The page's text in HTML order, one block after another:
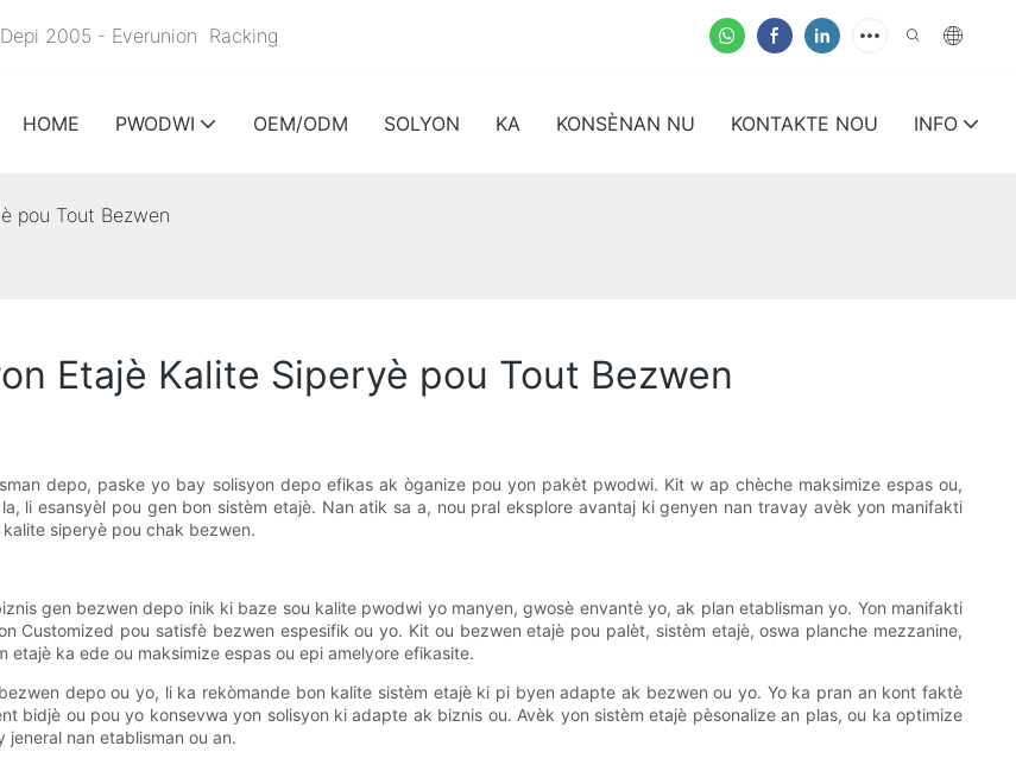
2005 - Everunion Racking
HOME PWODWI OEM/ODM SOLYON KA KONSÈNAN NU KONTAKTE NOU INFO
pou Tout Bezwen
Etajè Kalite Siperyè pou Tout Bezwen
depo, paske yo bay solisyon depo efikas ak òganize pou yon pakèt pwodwi. Kit w ap chèche maksimize espas ou,
li esansyèl pou gen bon sistèm etajè. Nan atik sa a, nou pral eksplore avantaj ki genyen nan travay avèk yon manifakti
siperyè pou chak bezwen.
gen bezwen depo inik ki baze sou kalite pwodwi yo manyen, gwosè envantè yo, ak plan etablisman yo. Yon manifakti
Customized pou satisfè bezwen espesifik ou yo. Kit ou bezwen etajè pou palèt, sistèm etajè, oswa planche mezzanine,
ka ede ou maksimize espas ou epi amelyore efikasite.
depo ou yo, li ka rekòmande bon kalite sistèm etajè ki pi byen adapte ak bezwen ou yo. Yo ka pran an kont faktè
bidjè ou pou yo konsevwa yon solisyon ki adapte ak biznis ou. Avèk yon sistèm etajè pèsonalize an plas, ou ka optimize
nan etablisman ou an.